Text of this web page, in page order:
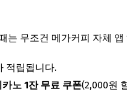
는 무조건 메가커피 자체 앱
적립됩니다.
노 1잔 무료 쿠폰(2,000원